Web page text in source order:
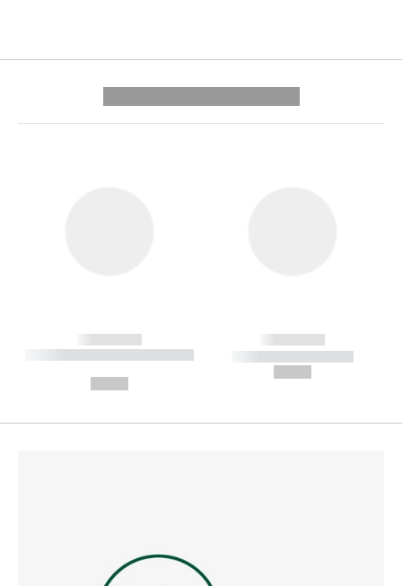
------------
----------- ----------- --------
------------
----------- -----------